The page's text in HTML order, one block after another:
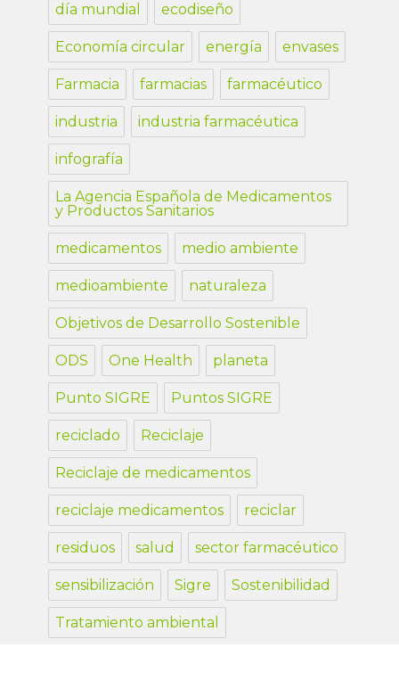
día mundial ecodiseño
Economía circular energía envases
Farmacia farmacias farmacéutico
industria industria farmacéutica
infografía
La Agencia Española de Medicamentos
y Productos Sanitarios
medicamentos medio ambiente
medioambiente naturaleza
Objetivos de Desarrollo Sostenible
ODS One Health planeta
Punto SIGRE Puntos SIGRE
reciclado Reciclaje
Reciclaje de medicamentos
reciclaje medicamentos reciclar
residuos salud sector farmacéutico
sensibilización Sigre Sostenibilidad
Tratamiento ambiental